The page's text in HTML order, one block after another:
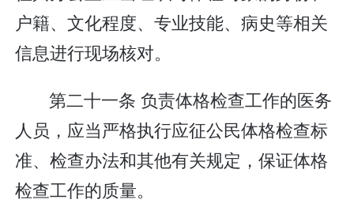
户籍、文化程度、专业技能、病史等相关
信息进行现场核对。
第二十一条 负责体格检查工作的医务
人员，应当严格执行应征公民体格检查标
准、检查办法和其他有关规定，保证体格
检查工作的质量。